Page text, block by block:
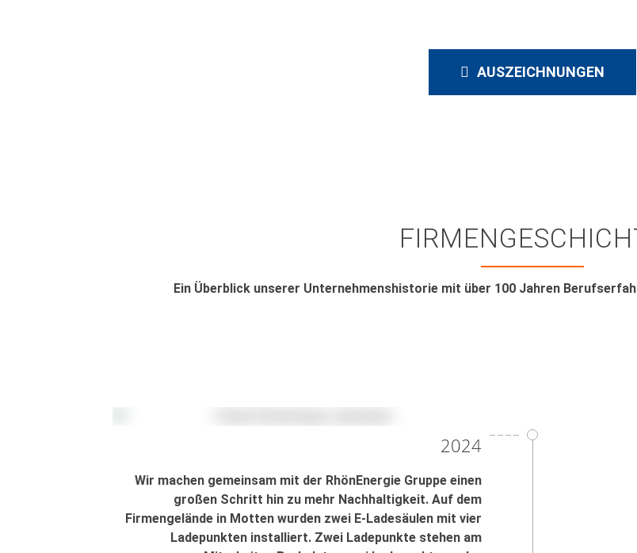
AUSZEICHNUNGEN
Ein Überblick unserer Unternehmenshistorie mit über 100 Jahren
2024
Wir machen gemeinsam mit der RhönEnergie Gruppe einen
großen Schritt hin zu mehr Nachhaltigkeit. Auf dem
Firmengelände in Motten wurden zwei E-Ladesäulen mit vier
Ladepunkten installiert. Zwei Ladepunkte stehen am